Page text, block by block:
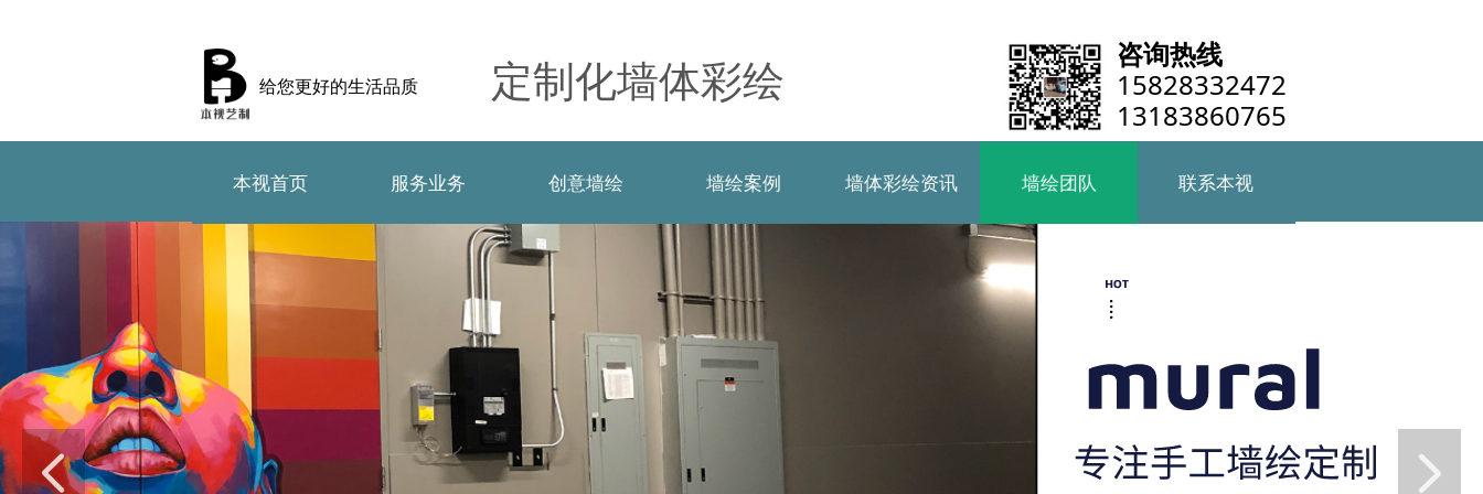
넳 넲
给您更好的生活品质
咨询热线
15828332472
13183860765
定制化墙体彩绘
本视首页
本视首页
服务业务 创意墙绘
创意墙绘
墙绘案例
墙绘案例
墙体彩绘资讯 墙绘团队
墙绘团队
联系本视